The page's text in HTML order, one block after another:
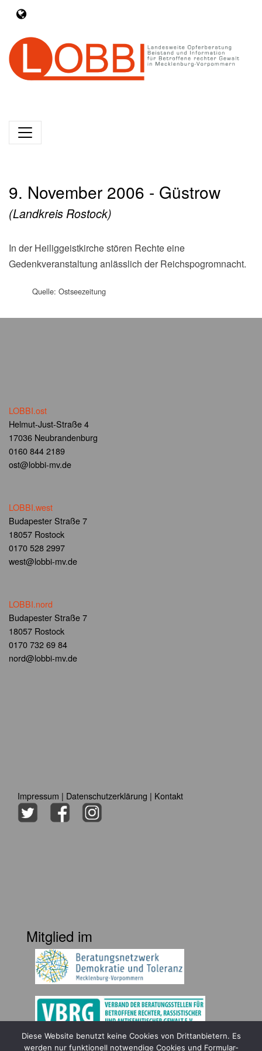
9. November 2006 - Güstrow
(Landkreis Rostock)
In der Heiliggeistkirche stören Rechte eine
Gedenkveranstaltung anlässlich der Reichspogromnacht.
Quelle: Ostseezeitung
LOBBI.ost
Helmut-Just-Straße 4
17036 Neubrandenburg
0160 844 2189
ost@lobbi-mv.de
LOBBI.west
Budapester Straße 7
18057 Rostock
0170 528 2997
west@lobbi-mv.de
LOBBI.nord
Budapester Straße 7
18057 Rostock
0170 732 69 84
nord@lobbi-mv.de
Impressum | Datenschutzerklärung | Kontakt
Mitglied im
Diese Website benutzt keine Cookies von Drittanbietern. Es
werden nur funktionell notwendige Cookies und Formular-